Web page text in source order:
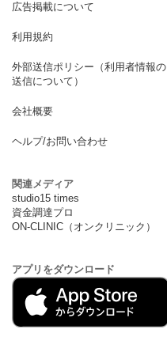
広告掲載について
利用規約
外部送信ポリシー（利用者情報の
送信について）
会社概要
ヘルプ/お問い合わせ
関連メディア
studio15 times
資金調達プロ
ON-CLINIC（オンクリニック）
アプリをダウンロード